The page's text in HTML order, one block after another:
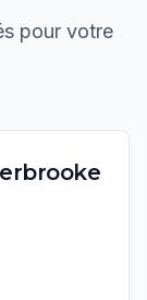
pour votre